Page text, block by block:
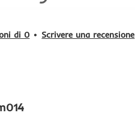
di 0 • Scrivere una recensione